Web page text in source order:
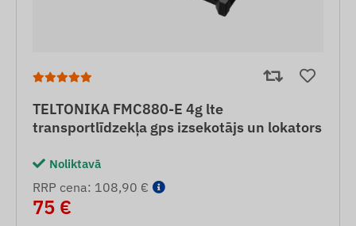
TELTONIKA FMC880-E 4g lte
transportlīdzekļa gps izsekotājs un lokators
Noliktavā
RRP cena: 108,90 €
75 €